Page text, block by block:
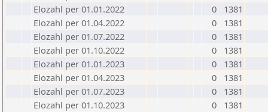
Elozahl per 01.01.2022
0
1381
Elozahl per 01.04.2022
0
1381
Elozahl per 01.07.2022
0
1381
Elozahl per 01.10.2022
0
1381
Elozahl per 01.01.2023
0
1381
Elozahl per 01.04.2023
0
1381
Elozahl per 01.07.2023
0
1381
Elozahl per 01.10.2023
0
1381